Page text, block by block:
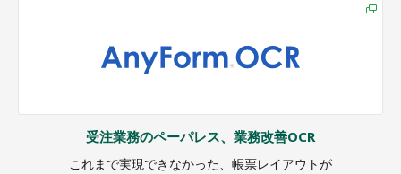
受注業務のペーパレス、業務改善OCR
これまで実現できなかった、帳票レイアウトが